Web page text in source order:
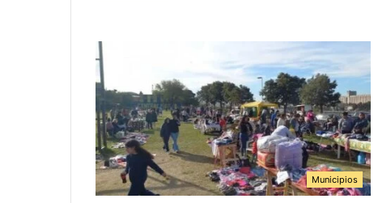
Municipios